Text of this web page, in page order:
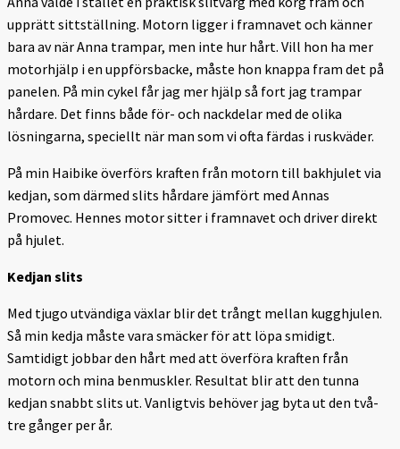
upprätt sittställning. Motorn ligger i framnavet och känner
bara av när Anna trampar, men inte hur hårt. Vill hon ha mer
motorhjälp i en uppförsbacke, måste hon knappa fram det på
panelen. På min cykel får jag mer hjälp så fort jag trampar
hårdare. Det finns både för- och nackdelar med de olika
lösningarna, speciellt när man som vi ofta färdas i ruskväder.
På min Haibike överförs kraften från motorn till bakhjulet via
kedjan, som därmed slits hårdare jämfört med Annas
Promovec. Hennes motor sitter i framnavet och driver direkt
på hjulet.
Kedjan slits
Med tjugo utvändiga växlar blir det trångt mellan kugghjulen.
Så min kedja måste vara smäcker för att löpa smidigt.
Samtidigt jobbar den hårt med att överföra kraften från
motorn och mina benmuskler. Resultat blir att den tunna
kedjan snabbt slits ut. Vanligtvis behöver jag byta ut den två-
tre gånger per år.